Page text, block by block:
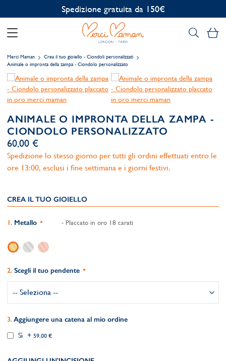
Spedizione gratuita da 150€
Il
Merci Maman
Crea il tuo gioiello - Ciondoli personalizzati
Animale o impronta della zampa - Ciondolo personalizzato
ANIMALE O IMPRONTA DELLA ZAMPA -
CIONDOLO PERSONALIZZATO
60,00 €
Spedizione lo stesso giorno per tutti gli ordini effettuati entro le
ore 13:00, esclusi i fine settimana e i giorni festivi.
CREA IL TUO GIOIELLO
Metallo - Placcato in oro 18 carati
Scegli il tuo pendente
Aggiungere una catena al mio ordine
Sì + 59,00 €